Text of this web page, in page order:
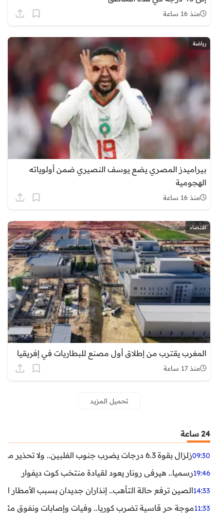
منذ 16 ساعة
رياضة
بيراميدز المصري يضع يوسف النصيري ضمن أولوياته
الهجومية
منذ 16 ساعة
اقتصاد
المغرب يقترب من إطلاق أول مصنع للبطاريات في إفريقيا
منذ 17 ساعة
تحميل المزيد
24 ساعة
09:30زلزال بقوة 6.3 درجات يضرب جنوب الفلبين.. ولا تحذير من تسونامي حتى الآن
19:46رسميا.. هيرفي رونار يعود لقيادة منتخب كوت ديفوار
14:33الصين ترفع حالة التأهب.. إنذاران جديدان بسبب الأمطار
11:33موجة حر قاسية تضرب كوريا.. وفيات وإصابات ونفوق مئات